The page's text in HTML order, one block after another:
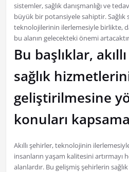
sistemler, sağlık danışmanlığı ve
büyük bir potansiyele sahiptir.
teknolojilerinin ilerlemesiyle birlikte,
bu alanın gelecekteki önemi
Bu başlıklar,
sağlık
geliştirilmesine
konuları
Akıllı şehirler, teknolojinin
insanların yaşam kalitesini
alanlardır. Bu gelişmiş şehirlerin